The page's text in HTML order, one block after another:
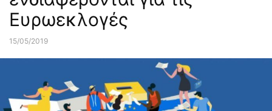
Ευρωεκλογές
15/05/2019